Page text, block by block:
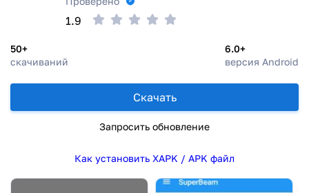
50+
скачиваний
6.0+
версия Android
1.9
Скачать
Запросить обновление
Как установить XAPK / APK файл